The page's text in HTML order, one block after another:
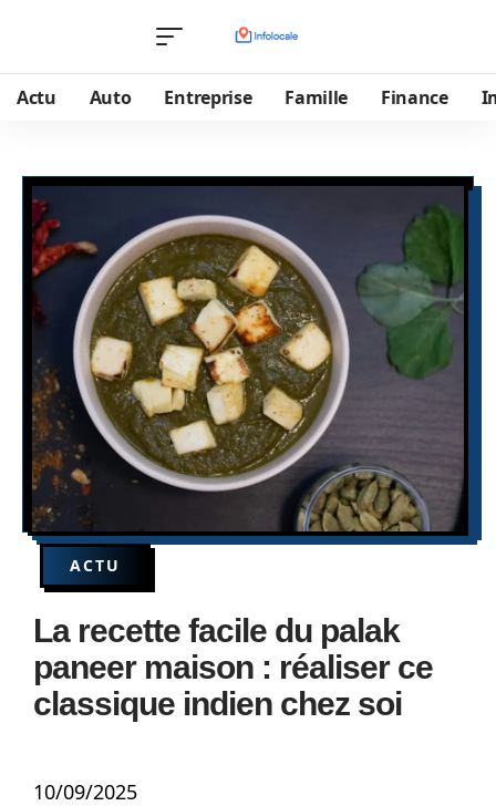
Actu Auto Entreprise Famille Finance
ACTU
La recette facile du palak
paneer maison : réaliser ce
classique indien chez soi
10/09/2025